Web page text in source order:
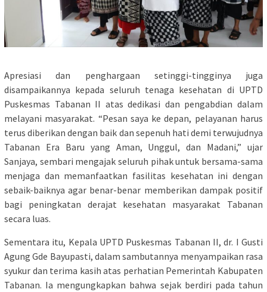
Apresiasi dan penghargaan setinggi-tingginya juga
disampaikannya kepada seluruh tenaga kesehatan di UPTD
Puskesmas Tabanan II atas dedikasi dan pengabdian dalam
melayani masyarakat. “Pesan saya ke depan, pelayanan harus
terus diberikan dengan baik dan sepenuh hati demi terwujudnya
Tabanan Era Baru yang Aman, Unggul, dan Madani,” ujar
Sanjaya, sembari mengajak seluruh pihak untuk bersama-sama
menjaga dan memanfaatkan fasilitas kesehatan ini dengan
sebaik-baiknya agar benar-benar memberikan dampak positif
bagi peningkatan derajat kesehatan masyarakat Tabanan
secara luas.
Sementara itu, Kepala UPTD Puskesmas Tabanan II, dr. I Gusti
Agung Gde Bayupasti, dalam sambutannya menyampaikan rasa
syukur dan terima kasih atas perhatian Pemerintah Kabupaten
Tabanan. Ia mengungkapkan bahwa sejak berdiri pada tahun